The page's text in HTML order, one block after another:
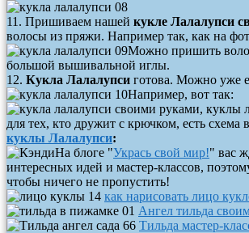
11. Пришиваем нашей кукле Лалалупси
волосы из пряжи. Например так, как на
Можно пришить
большой вышивальной иглы.
12. Кукла Лалалупси готова. Можно уже
Например, вот так:
для тех, кто дружит с крючком, есть схема
куклы Лалалупси:
На блоге "Укрась свой мир!" вас
интересных идей и мастер-классов,
чтобы ничего не пропустить!
как нарисовать лицо
Ангел тильда
Тильда мастер-